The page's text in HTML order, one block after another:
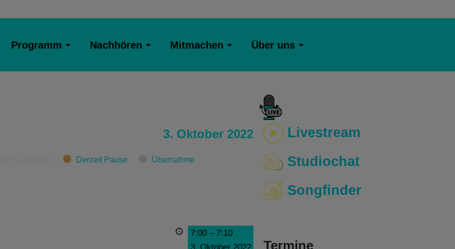
Programm Nachhören Mitmachen Über uns
3. Oktober 2022
Derzeit Pause Übernahme
7:00 – 7:10
Livestream
Studiochat
Songfinder
Termine